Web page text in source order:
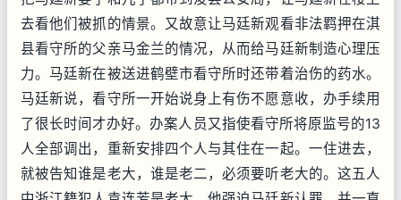
去看他们被抓的情景。又故意让马廷新观看非法羁押在淇
县看守所的父亲马金兰的情况，从而给马廷新制造心理压
力。马廷新在被送进鹤壁市看守所时还带着治伤的药水。
马廷新说，看守所一开始说身上有伤不愿意收，办手续用
了很长时间才办好。办案人员又指使看守所将原监号的13
人全部调出，重新安排四个人与其住在一起。一住进去，
就被告知谁是老大，谁是老二，必须要听老大的。这五人